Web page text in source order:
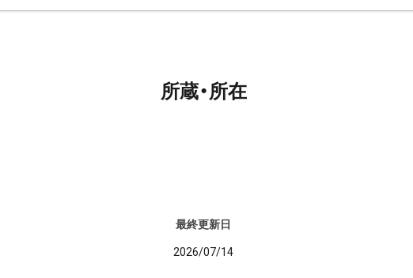
所蔵・所在
最終更新日
2026/07/14